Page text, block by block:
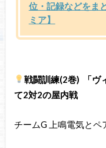
位・記録などをま
ミア】
戦闘訓練(2巻) 「ヴ
て2対2の屋内戦
チームG 上鳴電気とペ